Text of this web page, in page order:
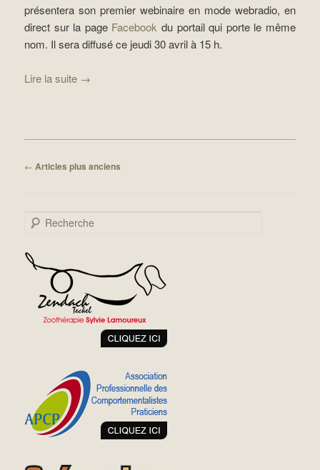
présentera son premier webinaire en mode webradio, en
direct sur la page Facebook du portail qui porte le même
nom. Il sera diffusé ce jeudi 30 avril à 15 h.
Lire la suite →
Navigation des articles
← Articles plus anciens
Recherche